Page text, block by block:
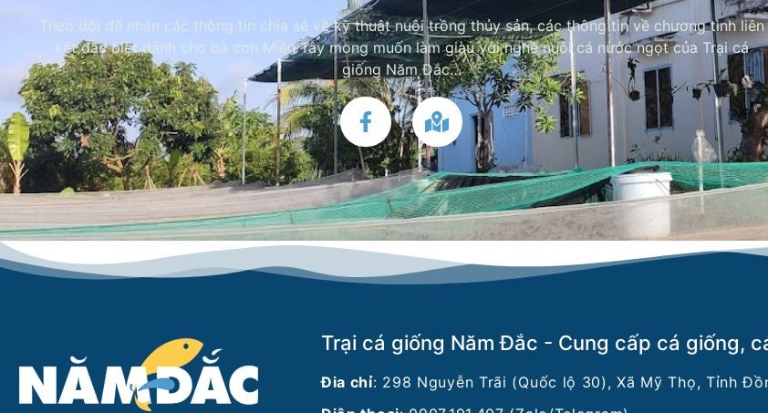
Theo dõi để nhận các thông tin chia sẻ về kỹ thuật nuôi trồng thủy sản, các thông tin về chương tình liên
kết đặc biệt dành cho bà con Miền Tây mong muốn làm giàu với nghề nuôi cá nước ngọt của Trại cá
giống Năm Đắc…
Trại cá giống Năm Đắc - Cung cấp cá giống,
Đia chỉ: 298 Nguyễn Trãi (Quốc lộ 30), Xã Mỹ Thọ, Tỉnh